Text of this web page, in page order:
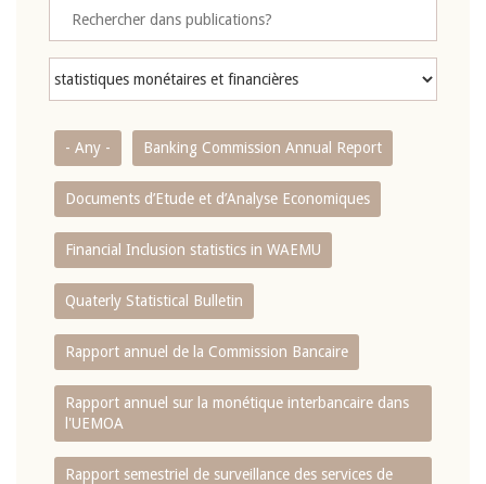
- Any - Banking Commission Annual Report
Documents d’Etude et d’Analyse Economiques
Financial Inclusion statistics in WAEMU
Quaterly Statistical Bulletin
Rapport annuel de la Commission Bancaire
Rapport annuel sur la monétique interbancaire dans
l'UEMOA
Rapport semestriel de surveillance des services de